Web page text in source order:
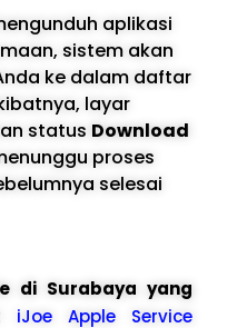
aplikasi
sistem akan
ke dalam daftar
layar
status Download
proses
selesai
di Surabaya yang
iJoe Apple Service